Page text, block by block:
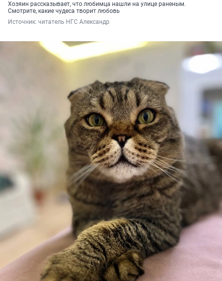
Хозяин рассказывает, что любимца нашли на улице раненым.
Смотрите, какие чудеса творит любовь
Источник: читатель НГС Александр